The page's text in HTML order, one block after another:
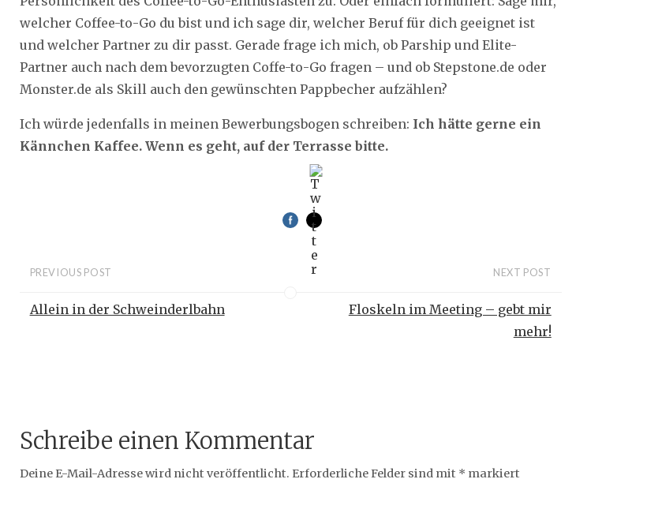
welcher Coffee-to-Go du bist und ich sage dir, welcher Beruf für dich geeignet ist
und welcher Partner zu dir passt. Gerade frage ich mich, ob Parship und Elite-
Partner auch nach dem bevorzugten Coffe-to-Go fragen – und ob Stepstone.de oder
Monster.de als Skill auch den gewünschten Pappbecher aufzählen?
Ich würde jedenfalls in meinen Bewerbungsbogen schreiben: Ich hätte gerne ein
Kännchen Kaffee. Wenn es geht, auf der Terrasse bitte.
PREVIOUS POST
Allein in der Schweinderlbahn
NEXT POST
Floskeln im Meeting – gebt mir
mehr!
Schreibe einen Kommentar
Deine E-Mail-Adresse wird nicht veröffentlicht. Erforderliche Felder sind mit * markiert